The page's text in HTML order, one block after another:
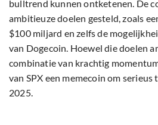
bulltrend kunnen ontketenen. De
ambitieuze doelen gesteld, zoals
$100 miljard en zelfs de
van Dogecoin. Hoewel die doelen
combinatie van krachtig
van SPX een memecoin om
2025.